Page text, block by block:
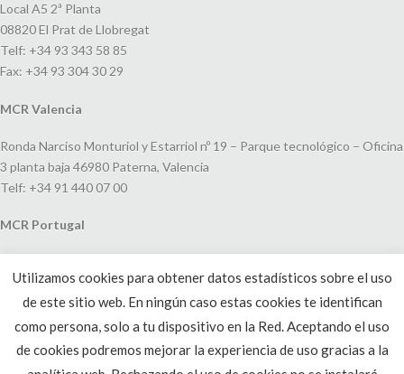
Local A5 2ª Planta
08820 El Prat de Llobregat
Telf: +34 93 343 58 85
Fax: +34 93 304 30 29
MCR Valencia
Ronda Narciso Monturiol y Estarriol nº 19 – Parque tecnológico – Oficina
3 planta baja 46980 Paterna, Valencia
Telf: +34 91 440 07 00
MCR Portugal
João V, 24
1250-091 Lisboa, Portugal
Telf: +351 220 993 033
Utilizamos cookies para obtener datos estadísticos sobre el uso
de este sitio web. En ningún caso estas cookies te identifican
como persona, solo a tu dispositivo en la Red. Aceptando el uso
de cookies podremos mejorar la experiencia de uso gracias a la